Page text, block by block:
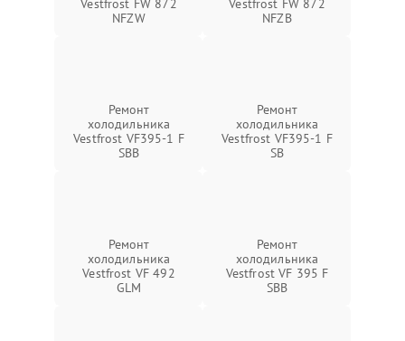
Vestfrost FW 872
NFZW
Vestfrost FW 872
NFZВ
Ремонт
холодильника
Vestfrost VF395-1 F
SBB
Ремонт
холодильника
Vestfrost VF395-1 F
SB
Ремонт
холодильника
Vestfrost VF 492
GLM
Ремонт
холодильника
Vestfrost VF 395 F
SBB